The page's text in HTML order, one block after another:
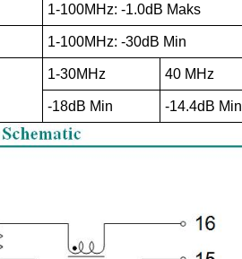
1-100MHz: -1.0dB Maks
1-100MHz: -30dB Min
1-30MHz 40 MHz
-18dB Min -14.4dB Min